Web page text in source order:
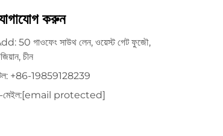
করুন
50 গাওফেং সাউথ লেন, ওয়েস্ট গেট ফুজৌ,
চীন
+86-19859128239
[email protected]